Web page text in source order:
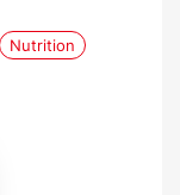
Nutrition